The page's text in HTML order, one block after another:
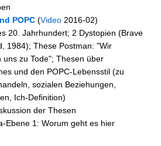
POPC (Video 2016-02)
20. Jahrhundert; 2 Dystopien (Brave
1984); These Postman: "Wir
uns zu Tode"; Thesen über
und den POPC-Lebensstil (zu
sozialen Beziehungen,
Ich-Definition)
der Thesen
Ebene 1: Worum geht es hier